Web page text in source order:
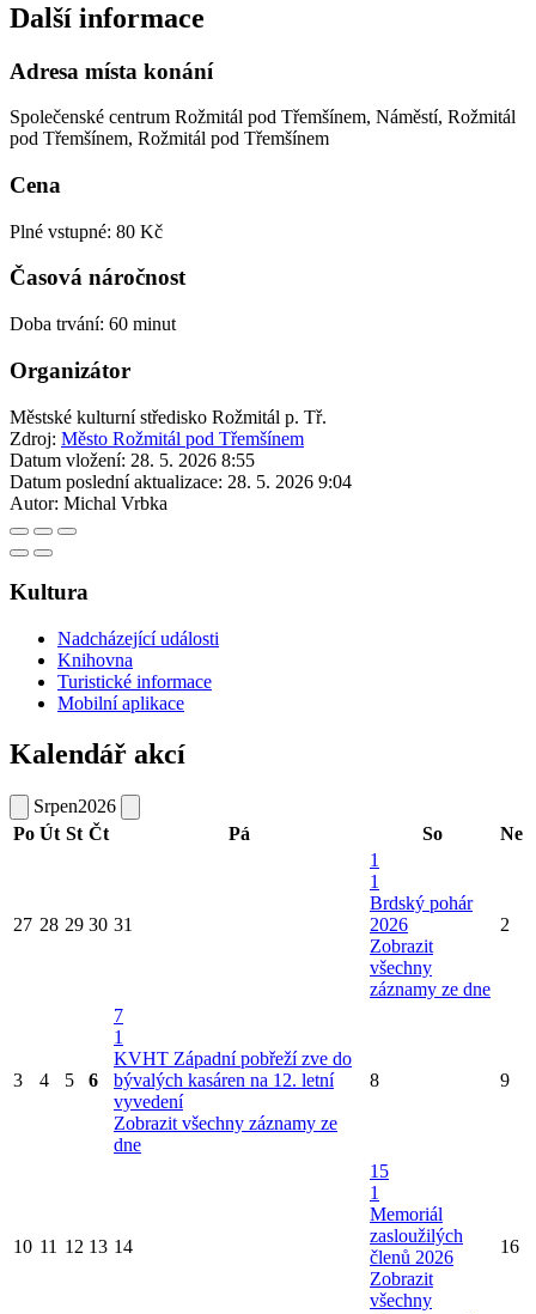
Další informace
Adresa místa konání
Společenské centrum Rožmitál pod Třemšínem, Náměstí, Rožmitál
pod Třemšínem, Rožmitál pod Třemšínem
Cena
Plné vstupné: 80 Kč
Časová náročnost
Doba trvání: 60 minut
Organizátor
Městské kulturní středisko Rožmitál p. Tř.
Zdroj: Město Rožmitál pod Třemšínem
Datum vložení: 28. 5. 2026 8:55
Datum poslední aktualizace: 28. 5. 2026 9:04
Autor: Michal Vrbka
Kultura
Nadcházející události
Knihovna
Turistické informace
Mobilní aplikace
Kalendář akcí
Srpen2026
Po Út St Čt Pá So Ne
27 28 29 30 31
1
1
Brdský pohár
2026
Zobrazit
všechny
záznamy ze dne
2
3 4 5 6
7
1
KVHT Západní pobřeží zve do
bývalých kasáren na 12. letní
vyvedení
Zobrazit všechny záznamy ze
dne
8 9
10 11 12 13 14
15
1
Memoriál
zasloužilých
členů 2026
Zobrazit
všechny
16